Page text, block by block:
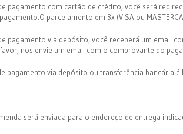
pagamento com cartão de crédito, você será
parcelamento em 3x (VISA ou
pagamento via depósito, você receberá um email
nos envie um email com o comprovante do
pagamento via depósito ou transferência bancária
será enviada para o endereço de entrega